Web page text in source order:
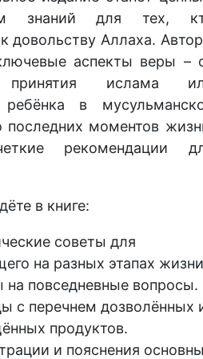
знаний для тех,
довольству Аллаха.
аспекты веры –
принятия ислама
в
последних моментов
рекомендации
в книге:
советы для
на разных этапах
на повседневные вопросы.
с перечнем дозволённых
продуктов.
и пояснения